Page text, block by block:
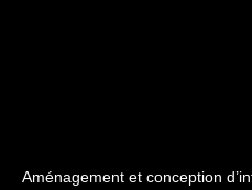
Aménagement et conception